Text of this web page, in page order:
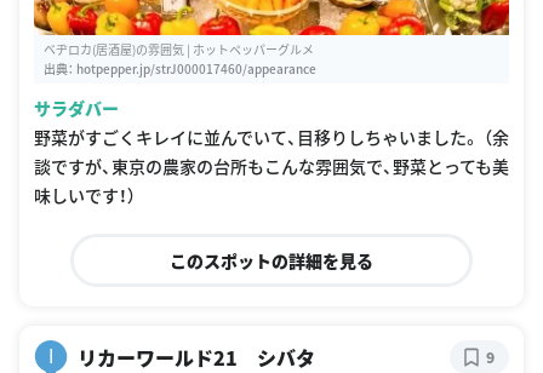
ベヂロカ(居酒屋)の雰囲気 | ホットペッパーグルメ
出典： hotpepper.jp/strJ000017460/appearance
サラダバー
野菜がすごくキレイに並んでいて、目移りしちゃいました。 （余
談ですが、東京の農家の台所もこんな雰囲気で、野菜とっても美
味しいです！）
このスポットの詳細を見る
I リカーワールド21 シバタ 9